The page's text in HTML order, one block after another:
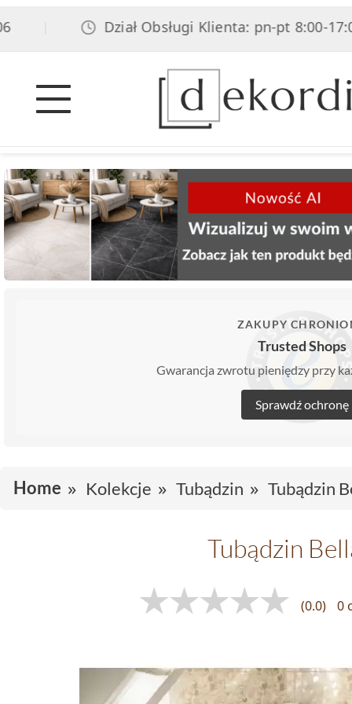
Dział Obsługi Klienta: pn-pt 8:00-
ZAKUPY
Trusted Shops
Gwarancja zwrotu pieniędzy przy
Sprawdź ochronę
Home Kolekcje Tubądzin Tubądzin
Tubądzin
(0.0) 0